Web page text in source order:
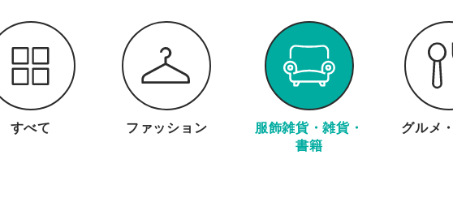
すべて ファッション 服飾雑貨・雑貨・
書籍
グルメ